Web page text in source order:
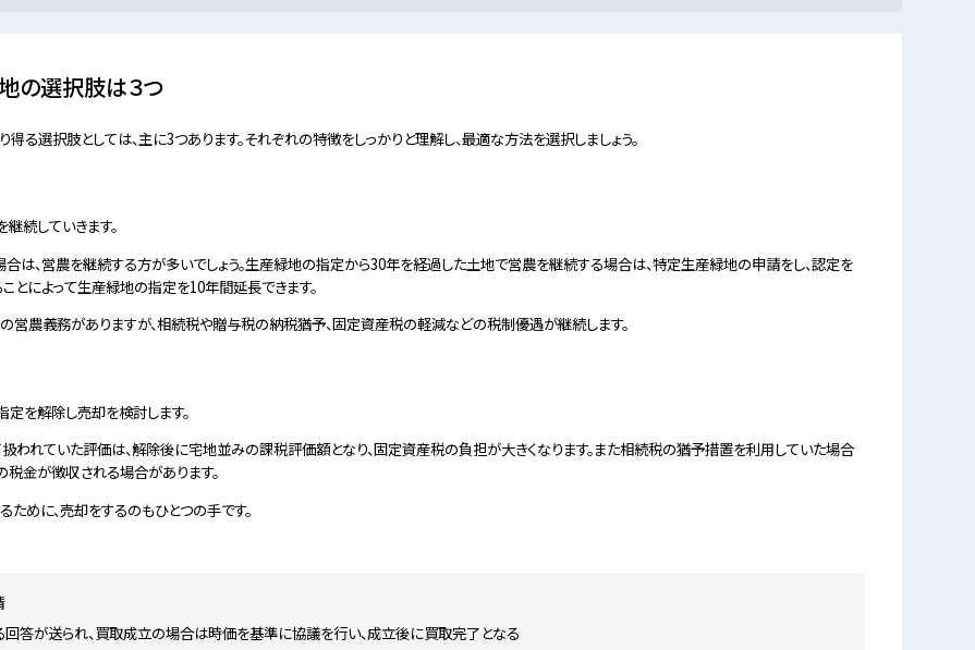
の選択肢は３つ
る選択肢としては、主に3つあります。それぞれの特徴をしっかりと理解し、最適な方法を選択しましょう。
続していきます。
は、営農を継続する方が多いでしょう。生産緑地の指定から30年を経過した土地で営農を継続する場合は、特定生産緑地の申請をし、認定を
とによって生産緑地の指定を10年間延長できます。
営農義務がありますが、相続税や贈与税の納税猶予、固定資産税の軽減などの税制優遇が継続します。
を解除し売却を検討します。
われていた評価は、解除後に宅地並みの課税評価額となり、固定資産税の負担が大きくなります。また相続税の猶予措置を利用していた場合
金が徴収される場合があります。
めに、売却をするのもひとつの手です。
回答が送られ、買取成立の場合は時価を基準に協議を行い、成立後に買取完了となる